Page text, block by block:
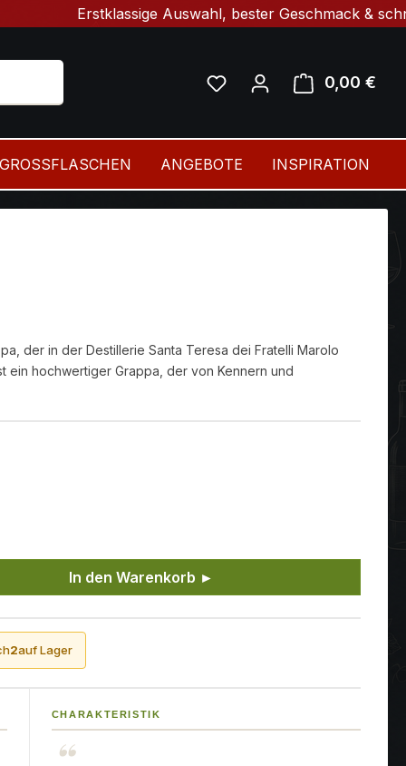
Erstklassige Auswahl, bester Geschmack & schnelle
0,00 €
GROSSFLASCHEN ANGEBOTE INSPIRATION
der in der Destillerie Santa Teresa dei Fratelli Marolo
ein hochwertiger Grappa, der von Kennern und
Wert ein oder benutze die
In den Warenkorb ►
2auf Lager
CHARAKTERISTIK